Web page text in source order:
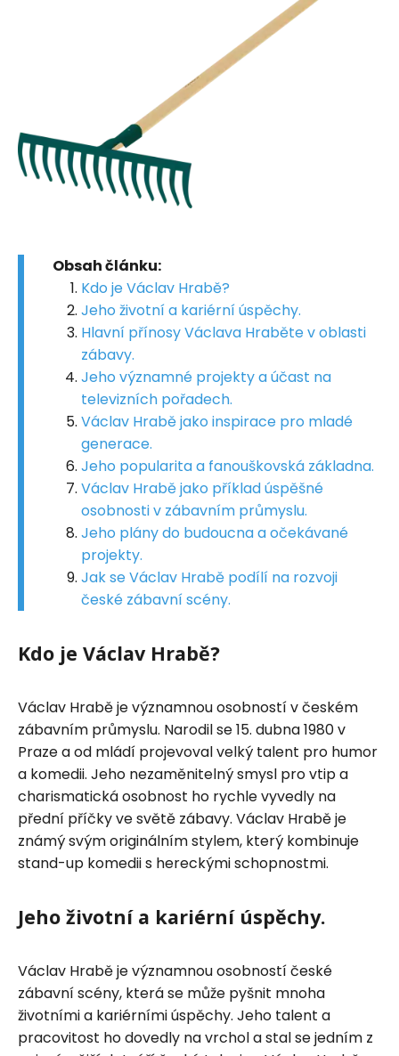
Obsah článku:
Kdo je Václav Hrabě?
Jeho životní a kariérní úspěchy.
Hlavní přínosy Václava Hraběte v oblasti
zábavy.
Jeho významné projekty a účast na
televizních pořadech.
Václav Hrabě jako inspirace pro mladé
generace.
Jeho popularita a fanouškovská základna.
Václav Hrabě jako příklad úspěšné
osobnosti v zábavním průmyslu.
Jeho plány do budoucna a očekávané
projekty.
Jak se Václav Hrabě podílí na rozvoji
české zábavní scény.
Kdo je Václav Hrabě?
Václav Hrabě je významnou osobností v českém
zábavním průmyslu. Narodil se 15. dubna 1980 v
Praze a od mládí projevoval velký talent pro humor
a komedii. Jeho nezaměnitelný smysl pro vtip a
charismatická osobnost ho rychle vyvedly na
přední příčky ve světě zábavy. Václav Hrabě je
známý svým originálním stylem, který kombinuje
stand-up komedii s hereckými schopnostmi.
Jeho životní a kariérní úspěchy.
Václav Hrabě je významnou osobností české
zábavní scény, která se může pyšnit mnoha
životními a kariérními úspěchy. Jeho talent a
pracovitost ho dovedly na vrchol a stal se jedním z